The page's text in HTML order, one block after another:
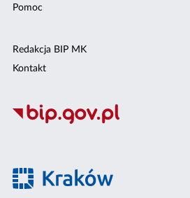
Pomoc
Redakcja BIP MK
Kontakt